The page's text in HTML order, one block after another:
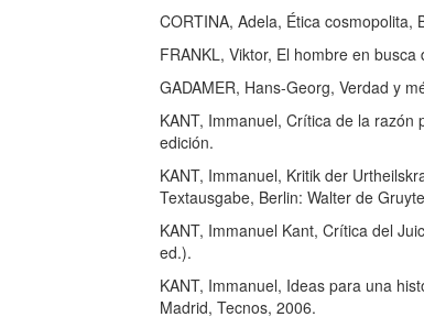
CORTINA, Adela, Ética cosmopolita,
FRANKL, Viktor, El hombre en
GADAMER, Hans-Georg, Verdad y
KANT, Immanuel, Crítica de la razón
edición.
KANT, Immanuel, Kritik der
Textausgabe, Berlin: Walter de
KANT, Immanuel Kant, Crítica del
ed.).
KANT, Immanuel, Ideas para una
Madrid, Tecnos, 2006.